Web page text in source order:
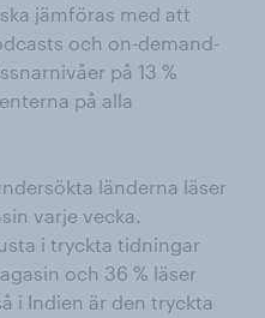
jämföras med att
och on-demand-
på 13 %
på alla
länderna läser
varje vecka.
i tryckta tidningar
och 36 % läser
i Indien är den tryckta